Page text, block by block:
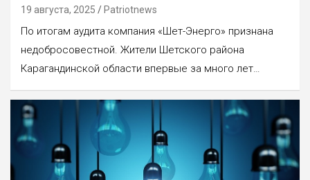
19 августа, 2025 Patriotnews
По итогам аудита компания «Шет-Энерго» признана
недобросовестной. Жители Шетского района
Карагандинской области впервые за много лет…